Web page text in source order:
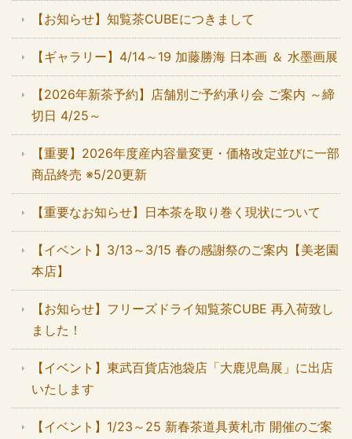
【お知らせ】知覧茶CUBEにつきまして
【ギャラリー】4/14～19 加藤勝海 日本画 ＆ 水墨画展
【2026年新茶予約】店舗別ご予約承り会 ご案内 ～締
切日 4/25～
【重要】2026年度産内容量変更・価格改定並びに一部
商品終売 ※5/20更新
【重要なお知らせ】日本茶を取り巻く現状について
【イベント】3/13～3/15 春の感謝祭のご案内【美老園
本店】
【お知らせ】フリーズドライ知覧茶CUBE 再入荷致し
ました！
【イベント】東武百貨店池袋店「大鹿児島展」に出店
いたします
【イベント】1/23～25 新春茶道具黄札市 開催のご案